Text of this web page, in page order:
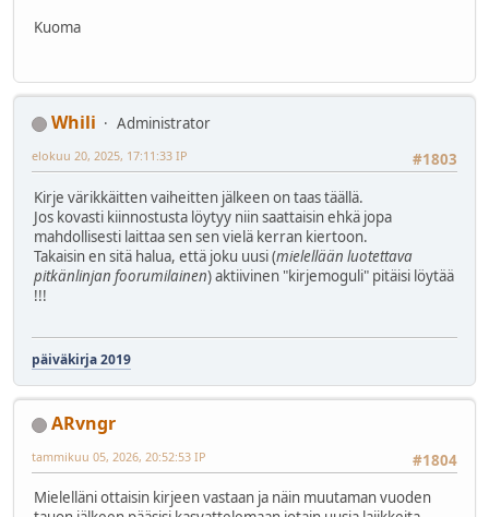
Kuoma
Whili
Administrator
#1803
elokuu 20, 2025, 17:11:33 IP
Kirje värikkäitten vaiheitten jälkeen on taas täällä.
Jos kovasti kiinnostusta löytyy niin saattaisin ehkä jopa
mahdollisesti laittaa sen sen vielä kerran kiertoon.
Takaisin en sitä halua, että joku uusi (mielellään luotettava
pitkänlinjan foorumilainen) aktiivinen "kirjemoguli" pitäisi löytää
!!!
päiväkirja 2019
ARvngr
#1804
tammikuu 05, 2026, 20:52:53 IP
Mielelläni ottaisin kirjeen vastaan ja näin muutaman vuoden